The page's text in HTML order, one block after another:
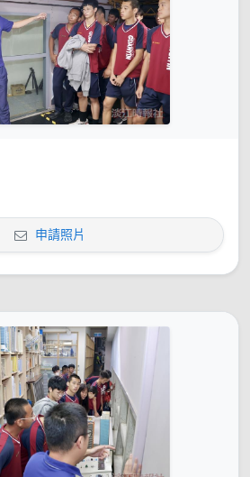
申請照片